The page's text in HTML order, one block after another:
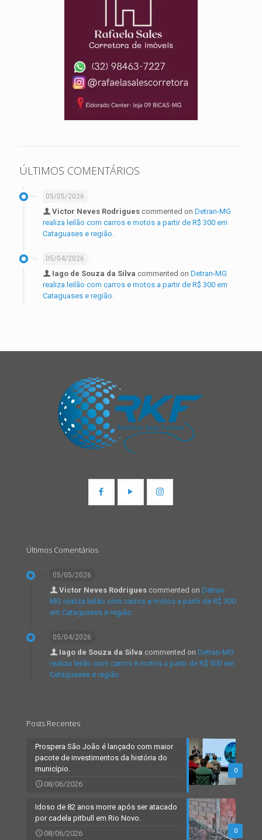
ÚLTIMOS COMENTÁRIOS
05/05/2026
Victor Neves Rodrigues commented on Detran-MG
realiza leilão com carros e motos a partir de R$ 300 em
Cataguases e região.
05/04/2026
Iago de Souza da Silva commented on Detran-MG
realiza leilão com carros e motos a partir de R$ 300 em
Cataguases e região.
Últimos Comentários
05/05/2026
Victor Neves Rodrigues commented on Detran-
MG realiza leilão com carros e motos a partir de R$ 300
em Cataguases e região.
05/04/2026
Iago de Souza da Silva commented on Detran-MG
realiza leilão com carros e motos a partir de R$ 300 em
Cataguases e região.
Posts Recentes
0
Prospera São João é lançado com maior
pacote de investimentos da história do
município.
08/06/2026
0
Idoso de 82 anos morre após ser atacado
por cadela pitbull em Rio Novo.
08/06/2026